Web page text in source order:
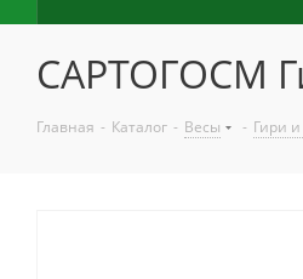
САРТОГОСМ
Главная - Каталог - Весы - Гири